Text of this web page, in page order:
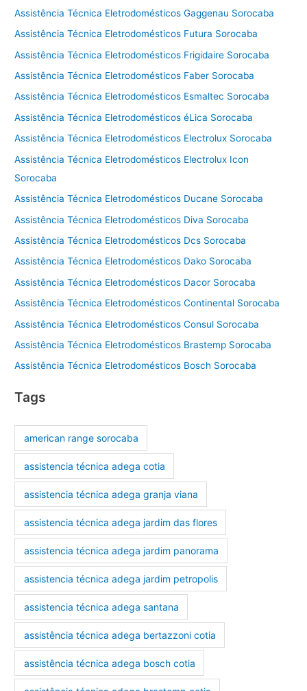
Assistência Técnica Eletrodomésticos Gaggenau Sorocaba
Assistência Técnica Eletrodomésticos Futura Sorocaba
Assistência Técnica Eletrodomésticos Frigidaire Sorocaba
Assistência Técnica Eletrodomésticos Faber Sorocaba
Assistência Técnica Eletrodomésticos Esmaltec Sorocaba
Assistência Técnica Eletrodomésticos éLica Sorocaba
Assistência Técnica Eletrodomésticos Electrolux Sorocaba
Assistência Técnica Eletrodomésticos Electrolux Icon
Sorocaba
Assistência Técnica Eletrodomésticos Ducane Sorocaba
Assistência Técnica Eletrodomésticos Diva Sorocaba
Assistência Técnica Eletrodomésticos Dcs Sorocaba
Assistência Técnica Eletrodomésticos Dako Sorocaba
Assistência Técnica Eletrodomésticos Dacor Sorocaba
Assistência Técnica Eletrodomésticos Continental Sorocaba
Assistência Técnica Eletrodomésticos Consul Sorocaba
Assistência Técnica Eletrodomésticos Brastemp Sorocaba
Assistência Técnica Eletrodomésticos Bosch Sorocaba
Tags
american range sorocaba
assistencia técnica adega cotia
assistencia técnica adega granja viana
assistencia técnica adega jardim das flores
assistencia técnica adega jardim panorama
assistencia técnica adega jardim petropolis
assistencia técnica adega santana
assistência técnica adega bertazzoni cotia
assistência técnica adega bosch cotia